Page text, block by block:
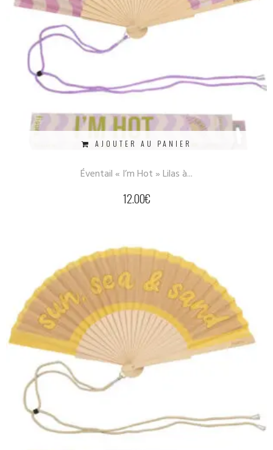
AJOUTER AU PANIER
Éventail « I’m Hot » Lilas à...
12.00€